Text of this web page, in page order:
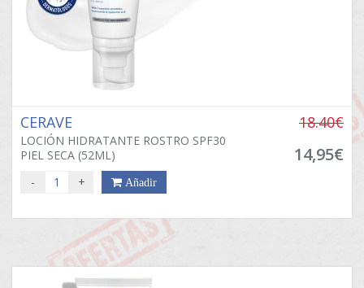
CERAVE
LOCIÓN HIDRATANTE ROSTRO SPF30
PIEL SECA (52ML)
18.40€
14,95€
- + Añadir